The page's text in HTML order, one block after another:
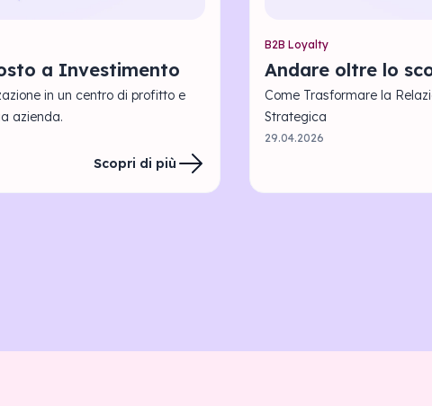
a Investimento
in un centro di profitto e
azienda.
Scopri di più
B2B Loyalty
Andare oltre lo
Come Trasformare la
Strategica
29.04.2026